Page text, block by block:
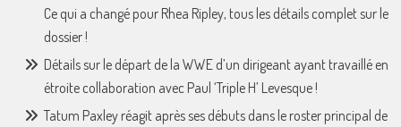
Ce qui a changé pour Rhea Ripley, tous les détails complet sur le
dossier !
Détails sur le départ de la WWE d’un dirigeant ayant travaillé en
étroite collaboration avec Paul ‘Triple H’ Levesque !
Tatum Paxley réagit après ses débuts dans le roster principal de